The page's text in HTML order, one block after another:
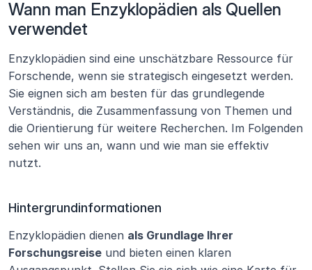
Wann man Enzyklopädien als Quellen
verwendet
Enzyklopädien sind eine unschätzbare Ressource für
Forschende, wenn sie strategisch eingesetzt werden.
Sie eignen sich am besten für das grundlegende
Verständnis, die Zusammenfassung von Themen und
die Orientierung für weitere Recherchen. Im Folgenden
sehen wir uns an, wann und wie man sie effektiv
nutzt.
Hintergrundinformationen
Enzyklopädien dienen als Grundlage Ihrer
Forschungsreise und bieten einen klaren